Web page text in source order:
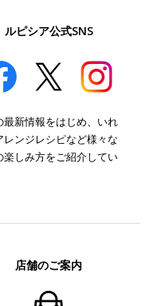
ルピシア公式SNS
最新情報をはじめ、いれ
レンジレシピなど様々な
楽しみ方をご紹介してい
店舗のご案内